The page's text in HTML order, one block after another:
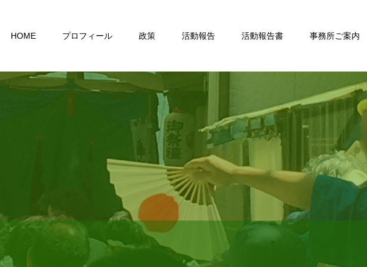
HOME プロフィール 政策 活動報告 活動報告書 事務所ご案内